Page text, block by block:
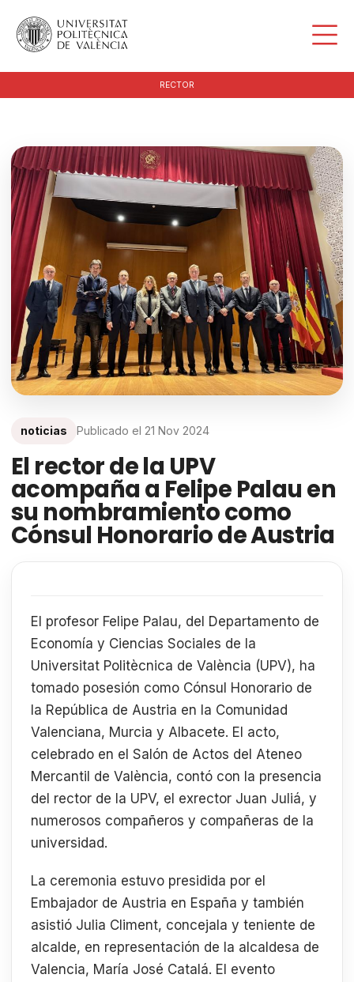
RECTOR
noticias Publicado el 21 Nov 2024
El rector de la UPV
acompaña a Felipe Palau en
su nombramiento como
Cónsul Honorario de Austria
El profesor Felipe Palau, del Departamento de
Economía y Ciencias Sociales de la
Universitat Politècnica de València (UPV), ha
tomado posesión como Cónsul Honorario de
la República de Austria en la Comunidad
Valenciana, Murcia y Albacete. El acto,
celebrado en el Salón de Actos del Ateneo
Mercantil de València, contó con la presencia
del rector de la UPV, el exrector Juan Juliá, y
numerosos compañeros y compañeras de la
universidad.
La ceremonia estuvo presidida por el
Embajador de Austria en España y también
asistió Julia Climent, concejala y teniente de
alcalde, en representación de la alcaldesa de
Valencia, María José Catalá. El evento